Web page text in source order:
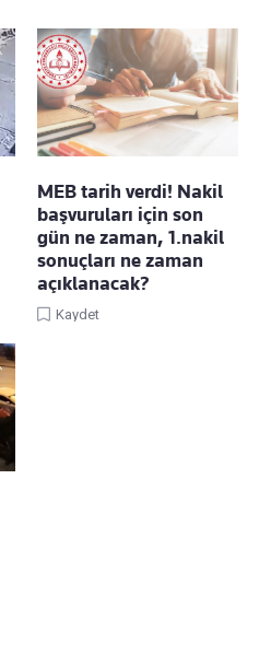
MEB tarih verdi! Nakil
başvuruları için son
gün ne zaman, 1.nakil
sonuçları ne zaman
açıklanacak?
Kaydet